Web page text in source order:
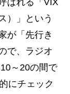
）」という
が「先行き
で、ラジオ
～20の間で
にチェック